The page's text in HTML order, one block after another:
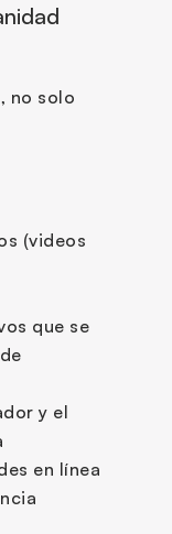
no solo
(videos
que se
y el
en línea